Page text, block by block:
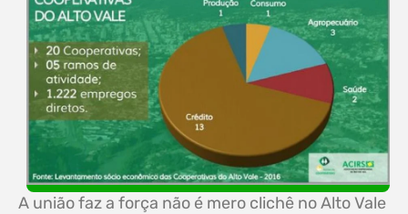
A união faz a força não é mero clichê no Alto Vale